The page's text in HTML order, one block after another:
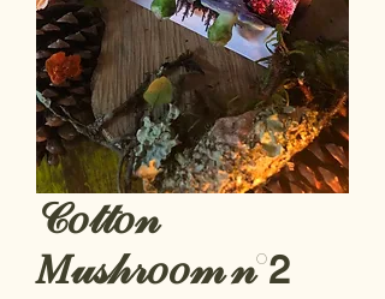
𝒞𝑜𝓉𝓉𝑜𝓃
𝑀𝓊𝓈𝒽𝓇𝑜𝑜𝓂 𝓃°𝟤